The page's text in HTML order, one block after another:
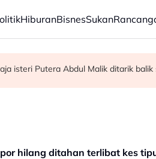
HiburanBisnesSukan
ke Ombak KLCC, dibuka
Dadew hidupkan kisah Mansur &
isteri Putera Abdul Malik ditarik
hilang ditahan terlibat kes